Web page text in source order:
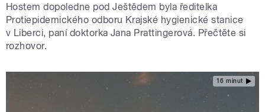
Hostem dopoledne pod Ještědem byla ředitelka
Protiepidemického odboru Krajské hygienické stanice
v Liberci, paní doktorka Jana Prattingerová. Přečtěte si
rozhovor.
16 minut